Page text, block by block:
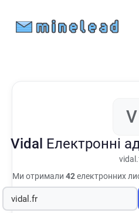
V
Vidal Електронні
Ми отримали 42електронних